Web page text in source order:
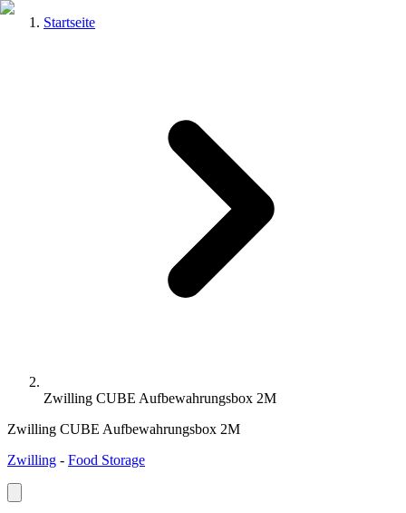
Startseite
Zwilling CUBE Aufbewahrungsbox 2M
Zwilling CUBE Aufbewahrungsbox 2M
Zwilling - Food Storage